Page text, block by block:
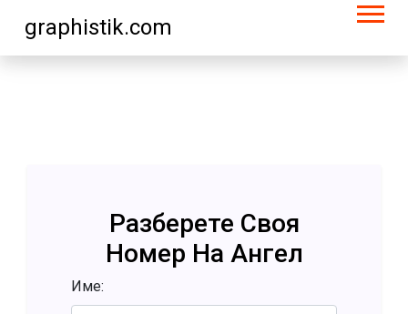
graphistik.com
Разберете Своя
Номер На Ангел
Име: